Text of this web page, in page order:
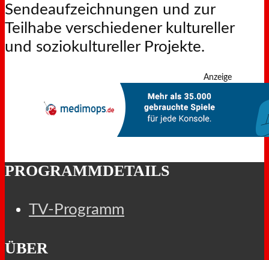
Sendeaufzeichnungen und zur
Teilhabe verschiedener kultureller
und soziokultureller Projekte.
Anzeige
PROGRAMMDETAILS
TV-Programm
ÜBER